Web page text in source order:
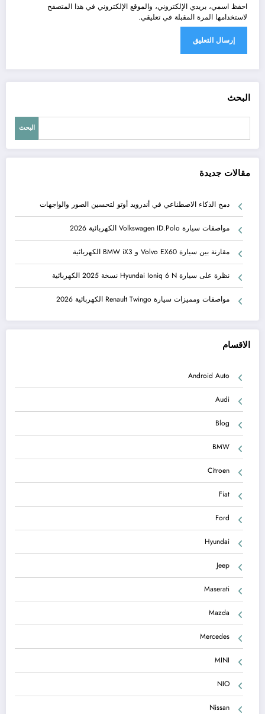
احفظ اسمي، بريدي الإلكتروني، والموقع الإلكتروني في هذا المتصفح
لاستخدامها المرة المقبلة في تعليقي.
البحث
البحث
مقالات جديدة
دمج الذكاء الاصطناعي في أندرويد أوتو لتحسين الصور والواجهات
مواصفات سيارة Volkswagen ID.Polo الكهربائية 2026
مقارنة بين سيارة Volvo EX60 و BMW iX3 الكهربائية
نظرة على سيارة Hyundai Ioniq 6 N نسخة 2025 الكهربائية
مواصفات ومميزات سيارة Renault Twingo الكهربائية 2026
الاقسام
Android Auto
Audi
Blog
BMW
Citroen
Fiat
Ford
Hyundai
Jeep
Maserati
Mazda
Mercedes
MINI
NIO
Nissan